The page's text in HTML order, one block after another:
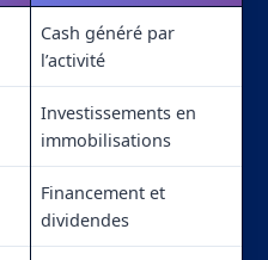
Cash généré par
l’activité
Investissements en
immobilisations
Financement et
dividendes